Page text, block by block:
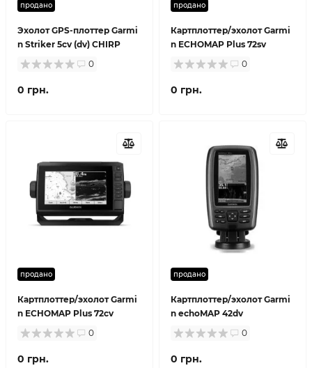
продано
Эхолот GPS-плоттер Garmi
n Striker 5cv (dv) CHIRP
0
0 грн.
продано
Картплоттер/эхолот Garmi
n ECHOMAP Plus 72sv
0
0 грн.
продано
Картплоттер/эхолот Garmi
n ECHOMAP Plus 72cv
0
0 грн.
продано
Картплоттер/эхолот Garmi
n echoMAP 42dv
0
0 грн.